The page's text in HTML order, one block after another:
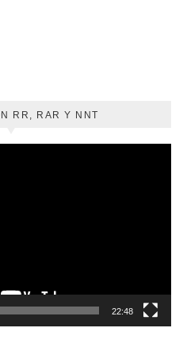
RR, RAR Y NNT
22:48